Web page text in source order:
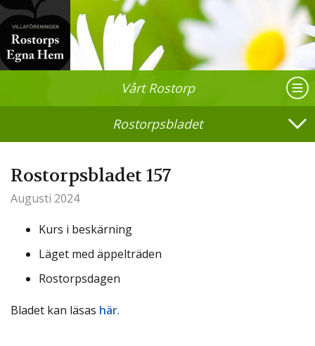
Vårt Rostorp
Rostorpsbladet
Rostorpsbladet 157
Augusti 2024
Kurs i beskärning
Läget med äppelträden
Rostorpsdagen
Bladet kan läsas här.